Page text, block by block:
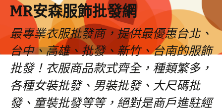
MR安森服飾批發網
最專業衣服批發商，提供最優惠台北、
台中、高雄、批發、新竹、台南的服飾
批發！衣服商品款式齊全，種類繁多，
各種女裝批發、男裝批發、大尺碼批
發、童裝批發等等，絕對是商戶進駐經